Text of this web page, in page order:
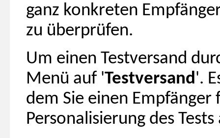
ganz konkreten
zu überprüfen.
Um einen Testversand
Menü auf 'Testversand'.
dem Sie einen Empfänger
Personalisierung des